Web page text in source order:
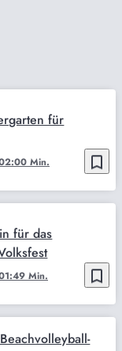
bookmark_border
Min.
für
bookmark_border
Min.
für das